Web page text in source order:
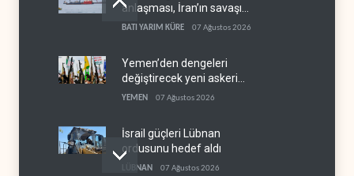
anlaşması, İran’ın savaşı
kazandığını gösteriyor
BATI YARIM KÜRE 07 Ağustos 2026
Yemen’den dengeleri
değiştirecek yeni askeri
denklem
YEMEN 07 Ağustos 2026
İsrail güçleri Lübnan
ordusunu hedef aldı
LÜBNAN 07 Ağustos 2026